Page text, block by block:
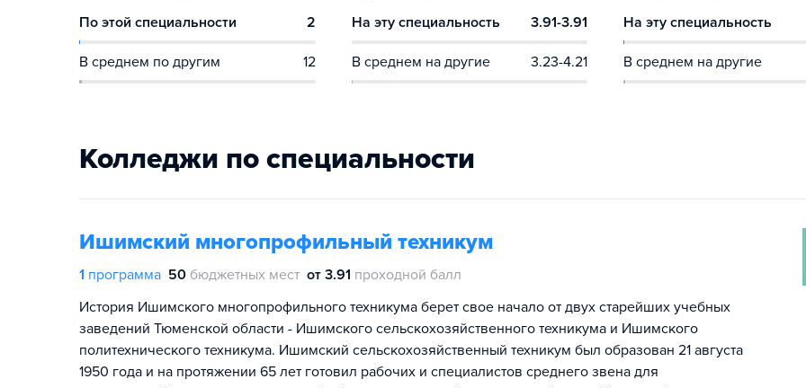
По этой специальности 2
В среднем по другим 12
На эту специальность 3.91-3.91
В среднем на другие 3.23-4.21
На эту специальность
В среднем на другие
Колледжи по специальности
Ишимский многопрофильный техникум
1 программа 50 бюджетных мест от 3.91 проходной балл
История Ишимского многопрофильного техникума берет свое начало от двух старейших учебных
заведений Тюменской области - Ишимского сельскохозяйственного техникума и Ишимского
политехнического техникума. Ишимский сельскохозяйственный техникум был образован 21 августа
1950 года и на протяжении 65 лет готовил рабочих и специалистов среднего звена для